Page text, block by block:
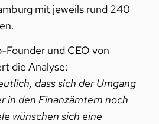
mit jeweils rund 240
Founder und CEO von
die Analyse:
dass sich der Umgang
in den Finanzämtern noch
wünschen sich eine